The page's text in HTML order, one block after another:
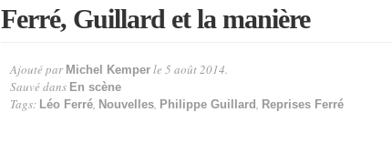
Ferré, Guillard et la manière
Ajouté par Michel Kemper le 5 août 2014.
Sauvé dans En scène
Tags: Léo Ferré, Nouvelles, Philippe Guillard, Reprises Ferré